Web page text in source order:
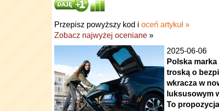
Przepisz powyższy kod i oceń artykuł »
Zobacz najwyżej oceniane »
2025-06-06
Polska
troską o
wkracza w
luksusowym
To